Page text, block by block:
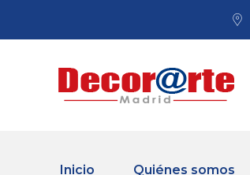
Inicio Quiénes somos